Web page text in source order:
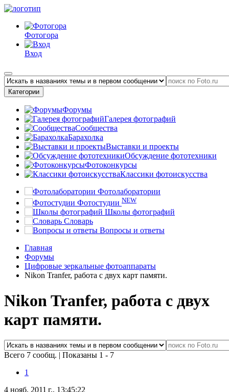
Фотогора
Вход
Категории
Форумы
Галерея фотографий
Сообщества
Барахолка
Выставки и проекты
Обсуждение фототехники
Фотоконкурсы
Классики фотоискусства
Фотолаборатории
Фотостудии NEW
Школы фотографий
Словарь
Вопросы и ответы
Главная
Форумы
Цифровые зеркальные фотоаппараты
Nikon Tranfer, работа с двух карт памяти.
Nikon Tranfer, работа с двух
карт памяти.
Всего 7 сообщ. | Показаны 1 - 7
1
4 нояб. 2011 г., 13:45:22